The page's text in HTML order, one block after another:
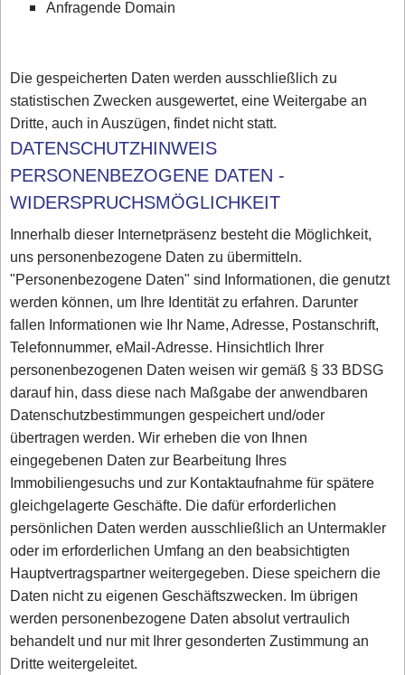
Anfragende Domain
Die gespeicherten Daten werden ausschließlich zu
statistischen Zwecken ausgewertet, eine Weitergabe an
Dritte, auch in Auszügen, findet nicht statt.
DATENSCHUTZHINWEIS
PERSONENBEZOGENE DATEN -
WIDERSPRUCHSMÖGLICHKEIT
Innerhalb dieser Internetpräsenz besteht die Möglichkeit,
uns personenbezogene Daten zu übermitteln.
"Personenbezogene Daten" sind Informationen, die genutzt
werden können, um Ihre Identität zu erfahren. Darunter
fallen Informationen wie Ihr Name, Adresse, Postanschrift,
Telefonnummer, eMail-Adresse. Hinsichtlich Ihrer
personenbezogenen Daten weisen wir gemäß § 33 BDSG
darauf hin, dass diese nach Maßgabe der anwendbaren
Datenschutzbestimmungen gespeichert und/oder
übertragen werden. Wir erheben die von Ihnen
eingegebenen Daten zur Bearbeitung Ihres
Immobiliengesuchs und zur Kontaktaufnahme für spätere
gleichgelagerte Geschäfte. Die dafür erforderlichen
persönlichen Daten werden ausschließlich an Untermakler
oder im erforderlichen Umfang an den beabsichtigten
Hauptvertragspartner weitergegeben. Diese speichern die
Daten nicht zu eigenen Geschäftszwecken. Im übrigen
werden personenbezogene Daten absolut vertraulich
behandelt und nur mit Ihrer gesonderten Zustimmung an
Dritte weitergeleitet.